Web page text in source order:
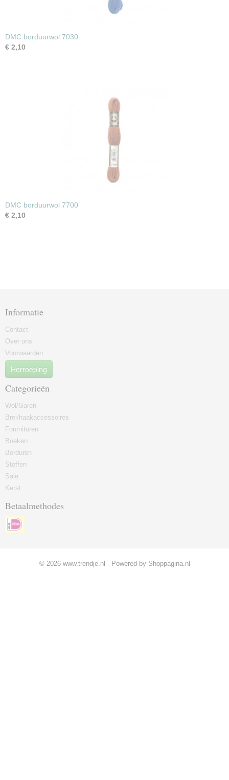
DMC borduurwol 7030
€ 2,10
DMC borduurwol 7700
€ 2,10
Informatie
Contact
Over ons
Voorwaarden
Herroeping
Categorieën
Wol/Garen
Brei/haakaccessoires
Fournituren
Boeken
Borduren
Stoffen
Sale
Kerst
Betaalmethodes
© 2026 www.trendje.nl - Powered by Shoppagina.nl